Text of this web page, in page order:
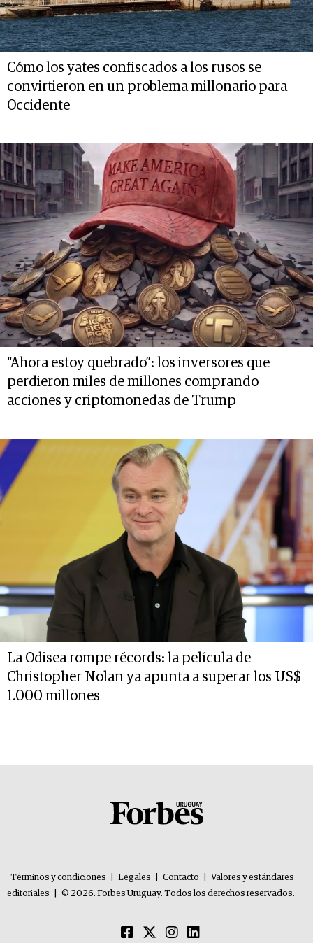
Cómo los yates confiscados a los rusos se
convirtieron en un problema millonario para
Occidente
“Ahora estoy quebrado”: los inversores que
perdieron miles de millones comprando
acciones y criptomonedas de Trump
La Odisea rompe récords: la película de
Christopher Nolan ya apunta a superar los US$
1.000 millones
Términos y condiciones Legales Contacto
Valores y estándares
editoriales
© 2026. Forbes Uruguay. Todos los derechos reservados.